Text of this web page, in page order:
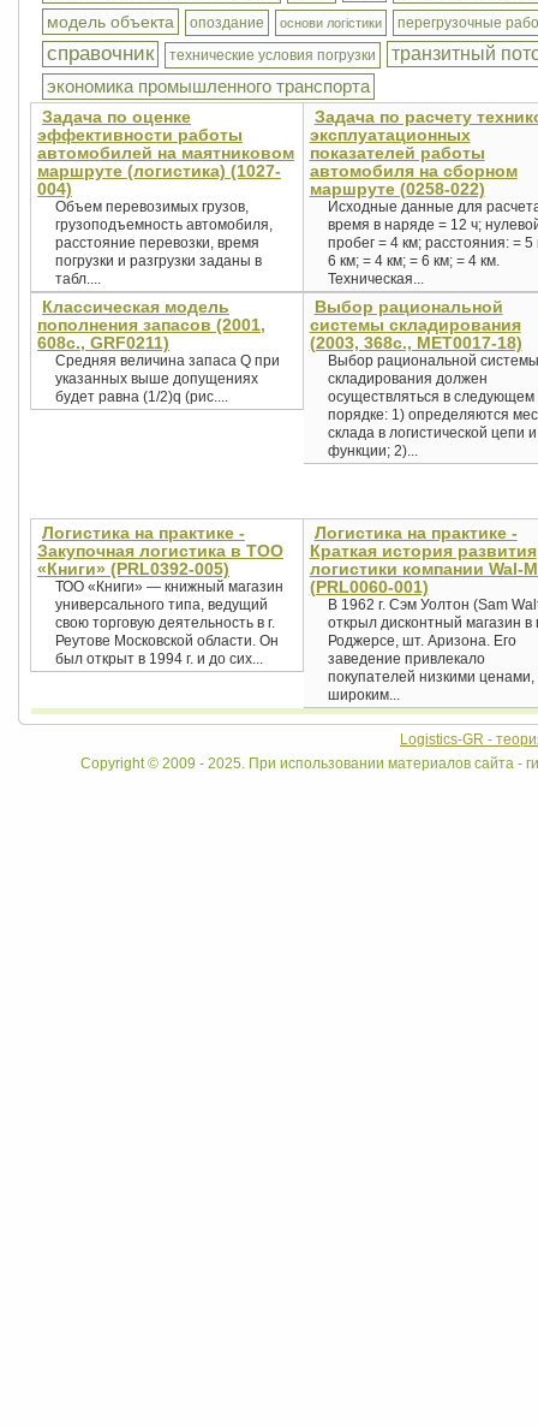
модель объекта опоздание основи логістики перегрузочные
справочник технические условия погрузки
транзитный
экономика промышленного транспорта
Задача по оценке
эффективности работы
автомобилей на маятниковом
маршруте (логистика) (1027-
004)
Объем перевозимых грузов,
грузоподъемность автомобиля,
расстояние перевозки, время
погрузки и разгрузки заданы в
табл....
Задача по расчету
эксплуатационных
показателей работы
автомобиля на сборном
маршруте (0258-022)
Исходные данные для
время в наряде = 12 ч;
пробег = 4 км; расстояния: = 5
6 км; = 4 км; = 6 км; = 4 км.
Техническая...
Классическая модель
пополнения запасов (2001,
608с., GRF0211)
Средняя величина запаса Q при
указанных выше допущениях
будет равна (1/2)q (рис....
Выбор рациональной
системы складирования
(2003, 368с., MET0017-18)
Выбор рациональной системы
складирования должен
осуществляться в следующем
порядке: 1) определяются
склада в логистической цепи и
функции; 2)...
Логистика на практике -
Закупочная логистика в ТОО
«Книги» (PRL0392-005)
ТОО «Книги» — книжный магазин
универсального типа, ведущий
свою торговую деятельность в г.
Реутове Московской области. Он
был открыт в 1994 г. и до сих...
Логистика на практике -
Краткая история развития
логистики компании Wal-
(PRL0060-001)
В 1962 г. Сэм Уолтон (Sam
открыл дисконтный магазин в
Роджерсе, шт. Аризона. Его
заведение привлекало
покупателей низкими ценами,
широким...
Logistics-GR -
Copyright © 2009 - 2025. При использовании материалов сайта -